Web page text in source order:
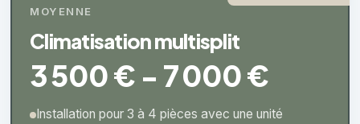
MOYENNE
Climatisation multisplit
3 500 € - 7 000 €
Installation pour 3 à 4 pièces avec une unité